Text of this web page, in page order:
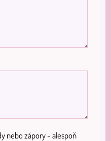
nebo zápory - alespoň